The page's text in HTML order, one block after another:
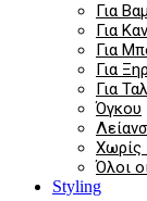
Για
Για
Για
Για
Για
Όγκου
Χωρίς
Όλοι
Styling